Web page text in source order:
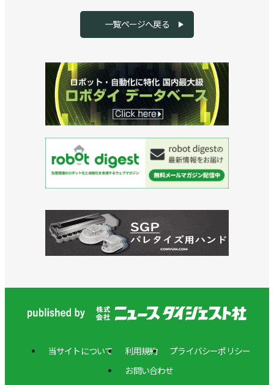
一覧ページへ戻る
当サイトについて 利用規約
プライバシーポリシー
お問い合わせ